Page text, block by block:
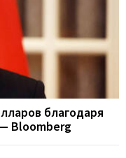
благодаря
Bloomberg